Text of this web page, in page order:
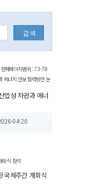
현재페이지범위 : 73-78
업성 차관과 에너
04-20
국제주간 개회식